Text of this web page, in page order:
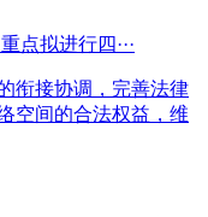
点拟进行四···
衔接协调，完善法律
空间的合法权益，维